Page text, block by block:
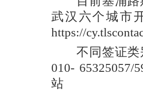
武汉六个城市
https://
不同签证类别
010-